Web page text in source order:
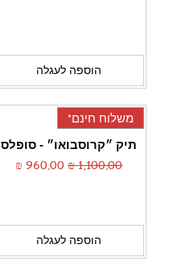
הוספה לעגלה
משלוח חינם*
תיק ״קרוסבואו״ - סופלס
מחיר רגיל‏1,100.00 ‏₪ מחיר מבצע
הוספה לעגלה